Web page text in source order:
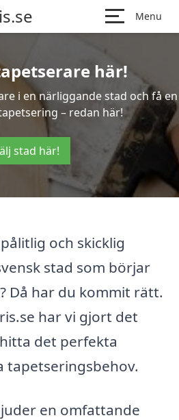
Menu
här!
i en närliggande stad och få en
– redan här!
stad här!
och skicklig
stad som börjar
Då har du kommit rätt.
har vi gjort det
det perfekta
en omfattande